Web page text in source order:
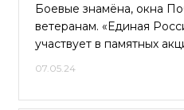
Боевые знамёна, окна
ветеранам. «Единая
участвует в памятных
07.05.24